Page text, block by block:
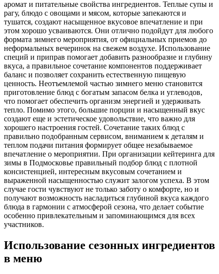
аромат и питательные свойства ингредиентов. Теплые супы и
рагу, блюдо с овощами и мясом, которые запекаются и
тушатся, создают насыщенное вкусовое впечатление и при
этом хорошо усваиваются. Они отлично подойдут для любого
формата зимнего мероприятия, от официальных приемов до
неформальных вечеринок на свежем воздухе. Использование
специй и приправ помогает добавить разнообразие и глубину
вкуса, а правильное сочетание компонентов поддерживает
баланс и позволяет сохранить естественную пищевую
ценность. Неотъемлемой частью зимнего меню становится
приготовление блюд с богатым запасом белка и углеводов,
что помогает обеспечить организм энергией и удерживать
тепло. Помимо этого, большие порции и насыщенный вкус
создают еще и эстетическое удовольствие, что важно для
хорошего настроения гостей. Сочетание таких блюд с
правильно подобранным сервисом, вниманием к деталям и
теплом подачи питания формирует общее незабываемое
впечатление о мероприятии. При организации кейтеринга для
зимы в Подмосковье правильный подбор блюд с плотной
консистенцией, интересным вкусовым сочетанием и
выраженной насыщенностью служит залогом успеха. В этом
случае гости чувствуют не только заботу о комфорте, но и
получают возможность насладиться глубиной вкуса каждого
блюда в гармонии с атмосферой сезона, что делает событие
особенно привлекательным и запоминающимся для всех
участников.
Использование сезонных ингредиентов
в меню